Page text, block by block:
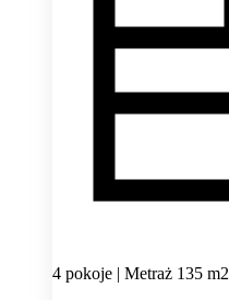
4 pokoje | Metraż 135 m2